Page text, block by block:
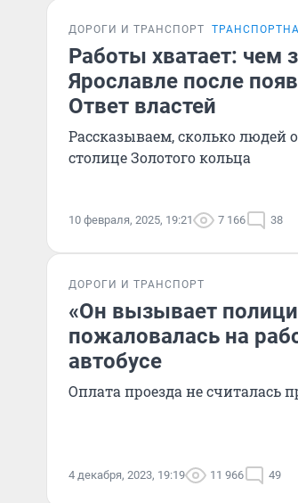
ДОРОГИ И ТРАНСПОРТ
Работы хватает: чем
Ярославле после
Ответ властей
Рассказываем, сколько людей
столице Золотого кольца
10 февраля, 2025, 19:21 7 166 38
ДОРОГИ И ТРАНСПОРТ
«Он вызывает
пожаловалась на
автобусе
Оплата проезда не считалась
4 декабря, 2023, 19:19 11 966 49